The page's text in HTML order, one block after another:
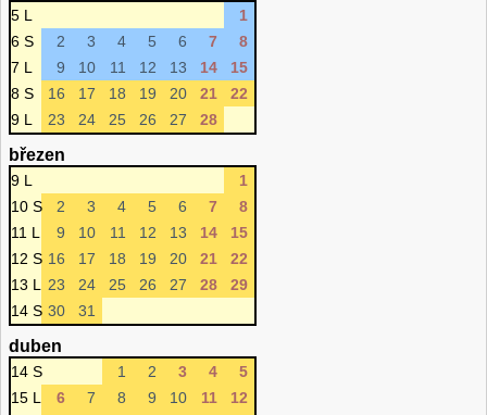
5 L
1
6 S
2 3 4 5 6 7
8
7 L
9 10 11 12 13 14
15
8 S
16 17 18 19 20 21
22
9 L
23 24 25 26 27 28
březen
9 L
1
10 S
2 3 4 5 6 7
8
11 L
9 10 11 12 13 14
15
12 S 16 17 18 19 20 21
22
13 L
23 24 25 26 27 28
29
14 S 30 31
duben
14 S 1 2 3 4
5
15 L
6 7 8 9 10 11
12